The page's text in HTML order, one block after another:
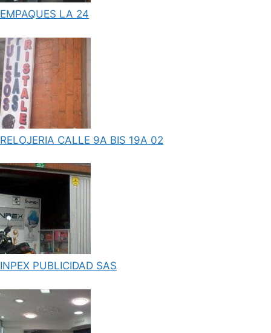
EMPAQUES LA 24
RELOJERIA CALLE 9A BIS 19A 02
INPEX PUBLICIDAD SAS